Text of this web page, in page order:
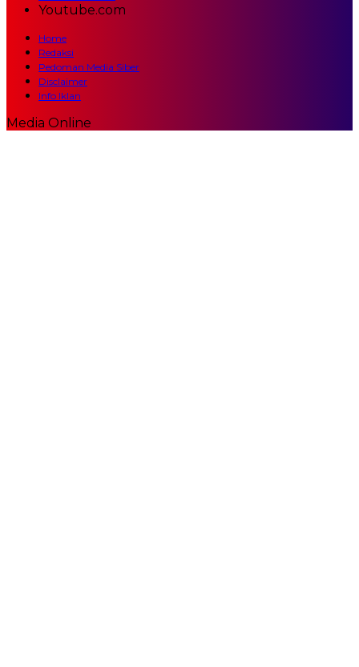
Youtube.com
Home
Redaksi
Pedoman Media Siber
Disclaimer
Info Iklan
Media Online